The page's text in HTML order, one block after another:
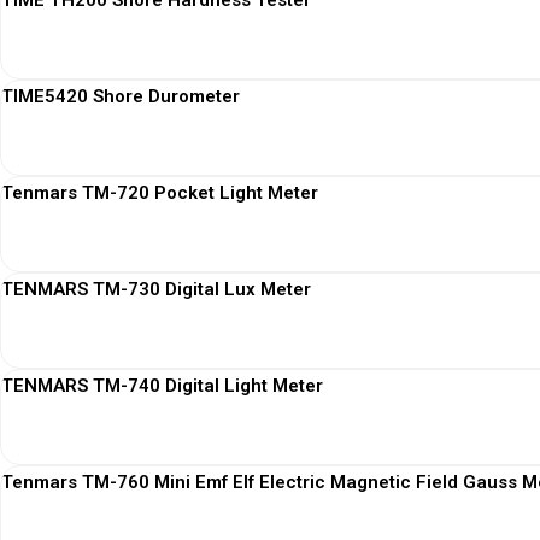
TIME5420 Shore Durometer
Tenmars TM-720 Pocket Light Meter
TENMARS TM-730 Digital Lux Meter
TENMARS TM-740 Digital Light Meter
Tenmars TM-760 Mini Emf Elf Electric Magnetic Field Gauss